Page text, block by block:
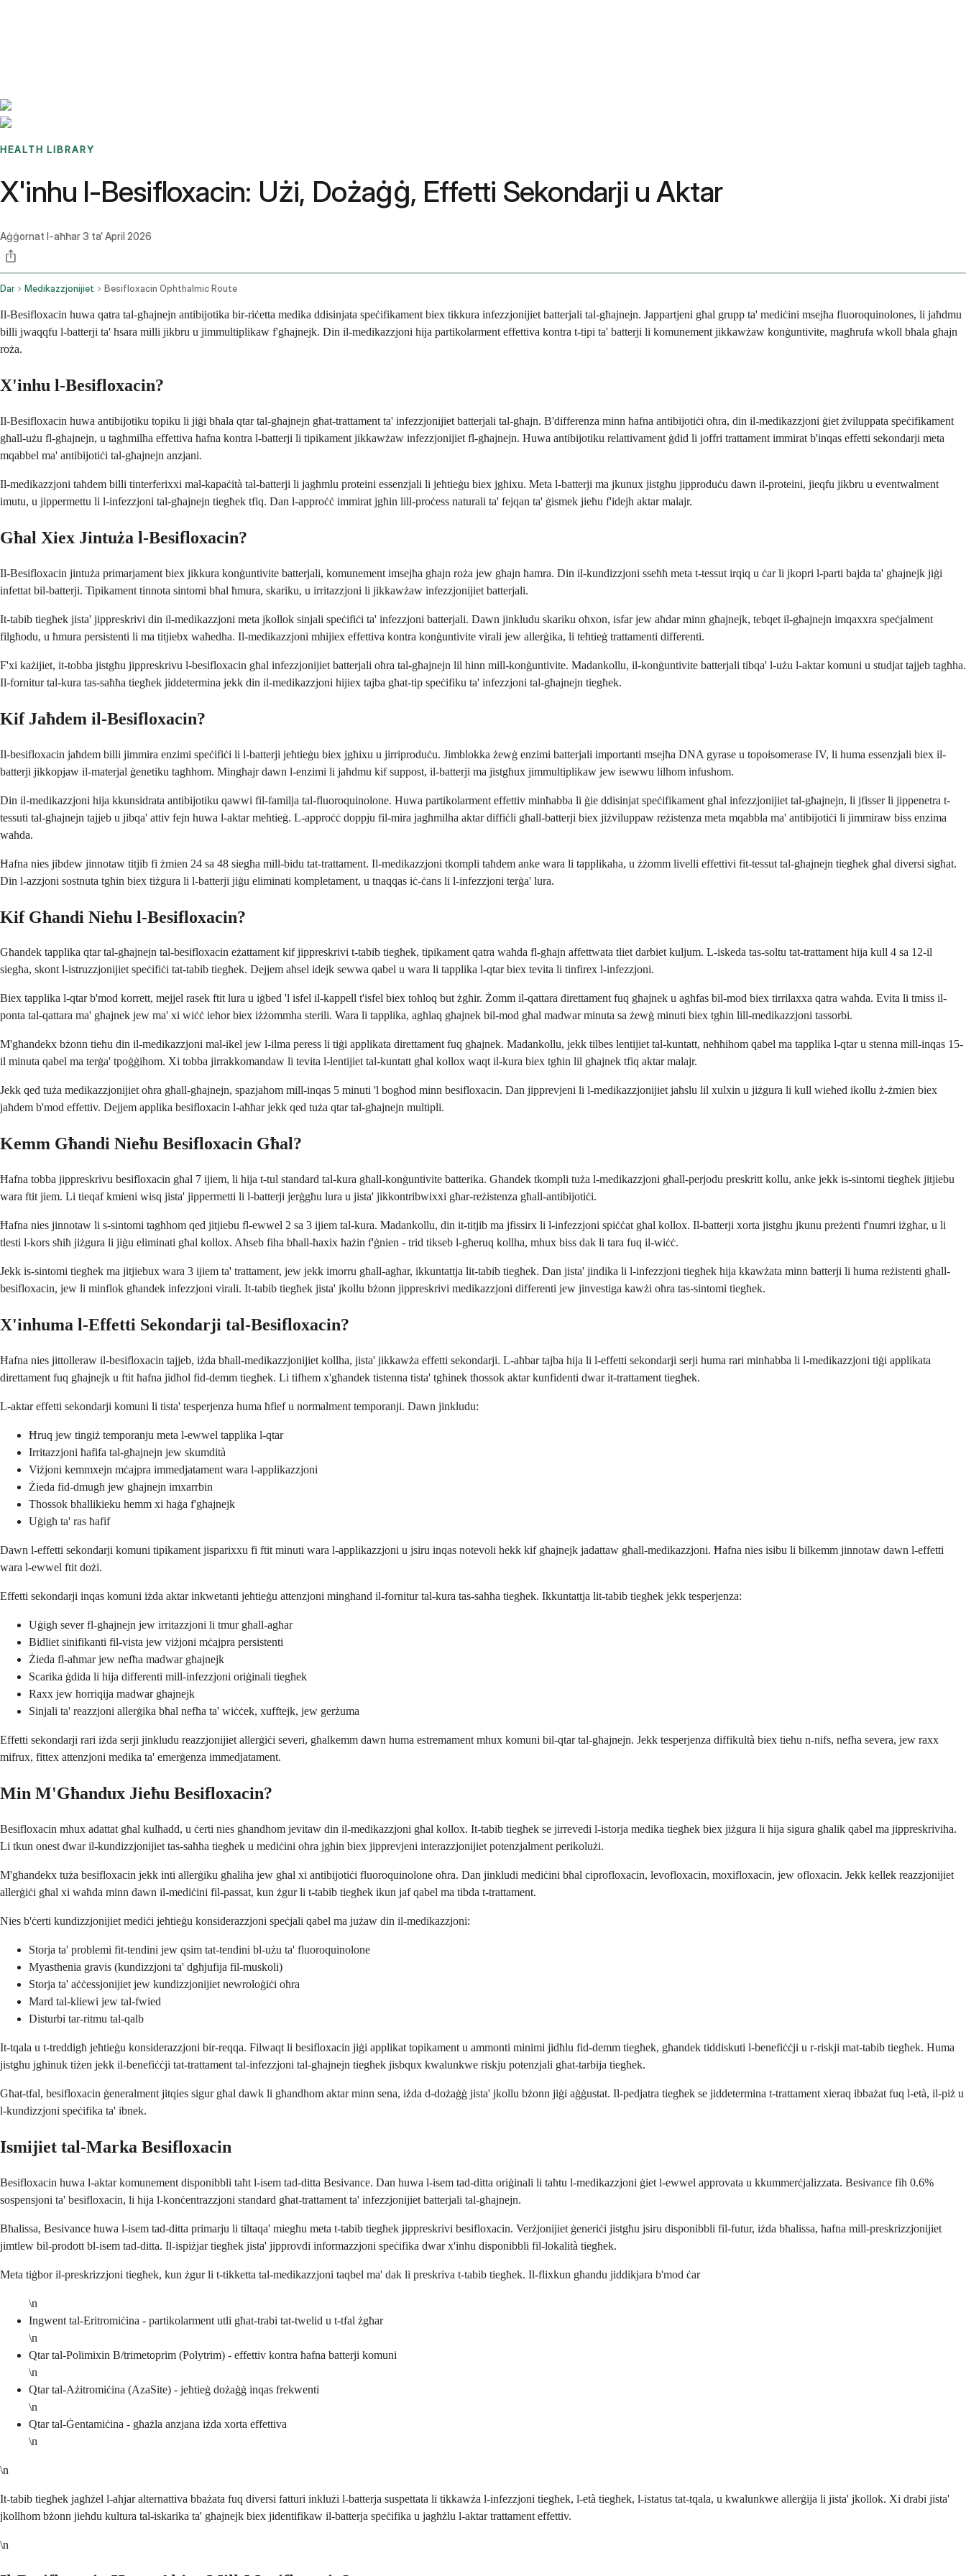
HEALTH LIBRARY
X'inhu l-Besifloxacin: Użi, Dożaġġ, Effetti Sekondarji u Aktar
Aġġornat l-aħħar3 ta’ April 2026
Dar Medikazzjonijiet Besifloxacin Ophthalmic Route
Il-Besifloxacin huwa qatra tal-għajnejn antibijotika bir-riċetta medika ddisinjata speċifikament biex tikkura infezzjonijiet batterjali tal-għajnejn. Jappartjeni għal grupp ta' mediċini msejħa fluoroquinolones, li jaħdmu
billi jwaqqfu l-batterji ta' ħsara milli jikbru u jimmultiplikaw f'għajnejk. Din il-medikazzjoni hija partikolarment effettiva kontra t-tipi ta' batterji li komunement jikkawżaw konġuntivite, magħrufa wkoll bħala għajn
roża.
X'inhu l-Besifloxacin?
Il-Besifloxacin huwa antibijotiku topiku li jiġi bħala qtar tal-għajnejn għat-trattament ta' infezzjonijiet batterjali tal-għajn. B'differenza minn ħafna antibijotiċi oħra, din il-medikazzjoni ġiet żviluppata speċifikament
għall-użu fl-għajnejn, u tagħmilha effettiva ħafna kontra l-batterji li tipikament jikkawżaw infezzjonijiet fl-għajnejn. Huwa antibijotiku relattivament ġdid li joffri trattament immirat b'inqas effetti sekondarji meta
mqabbel ma' antibijotiċi tal-għajnejn anzjani.
Il-medikazzjoni taħdem billi tinterferixxi mal-kapaċità tal-batterji li jagħmlu proteini essenzjali li jeħtieġu biex jgħixu. Meta l-batterji ma jkunux jistgħu jipproduċu dawn il-proteini, jieqfu jikbru u eventwalment
imutu, u jippermettu li l-infezzjoni tal-għajnejn tiegħek tfiq. Dan l-approċċ immirat jgħin lill-proċess naturali ta' fejqan ta' ġismek jieħu f'idejh aktar malajr.
Għal Xiex Jintuża l-Besifloxacin?
Il-Besifloxacin jintuża primarjament biex jikkura konġuntivite batterjali, komunement imsejħa għajn roża jew għajn ħamra. Din il-kundizzjoni sseħħ meta t-tessut irqiq u ċar li jkopri l-parti bajda ta' għajnejk jiġi
infettat bil-batterji. Tipikament tinnota sintomi bħal ħmura, skariku, u irritazzjoni li jikkawżaw infezzjonijiet batterjali.
It-tabib tiegħek jista' jippreskrivi din il-medikazzjoni meta jkollok sinjali speċifiċi ta' infezzjoni batterjali. Dawn jinkludu skariku oħxon, isfar jew aħdar minn għajnejk, tebqet il-għajnejn imqaxxra speċjalment
filgħodu, u ħmura persistenti li ma titjiebx waħedha. Il-medikazzjoni mhijiex effettiva kontra konġuntivite virali jew allerġika, li teħtieġ trattamenti differenti.
F'xi każijiet, it-tobba jistgħu jippreskrivu l-besifloxacin għal infezzjonijiet batterjali oħra tal-għajnejn lil hinn mill-konġuntivite. Madankollu, il-konġuntivite batterjali tibqa' l-użu l-aktar komuni u studjat tajjeb tagħha.
Il-fornitur tal-kura tas-saħħa tiegħek jiddetermina jekk din il-medikazzjoni hijiex tajba għat-tip speċifiku ta' infezzjoni tal-għajnejn tiegħek.
Kif Jaħdem il-Besifloxacin?
Il-besifloxacin jaħdem billi jimmira enzimi speċifiċi li l-batterji jeħtieġu biex jgħixu u jirriproduċu. Jimblokka żewġ enzimi batterjali importanti msejħa DNA gyrase u topoisomerase IV, li huma essenzjali biex il-
batterji jikkopjaw il-materjal ġenetiku tagħhom. Mingħajr dawn l-enzimi li jaħdmu kif suppost, il-batterji ma jistgħux jimmultiplikaw jew isewwu lilhom infushom.
Din il-medikazzjoni hija kkunsidrata antibijotiku qawwi fil-familja tal-fluoroquinolone. Huwa partikolarment effettiv minħabba li ġie ddisinjat speċifikament għal infezzjonijiet tal-għajnejn, li jfisser li jippenetra t-
tessuti tal-għajnejn tajjeb u jibqa' attiv fejn huwa l-aktar meħtieġ. L-approċċ doppju fil-mira jagħmilha aktar diffiċli għall-batterji biex jiżviluppaw reżistenza meta mqabbla ma' antibijotiċi li jimmiraw biss enzima
waħda.
Ħafna nies jibdew jinnotaw titjib fi żmien 24 sa 48 siegħa mill-bidu tat-trattament. Il-medikazzjoni tkompli taħdem anke wara li tapplikaha, u żżomm livelli effettivi fit-tessut tal-għajnejn tiegħek għal diversi sigħat.
Din l-azzjoni sostnuta tgħin biex tiżgura li l-batterji jiġu eliminati kompletament, u tnaqqas iċ-ċans li l-infezzjoni terġa' lura.
Kif Għandi Nieħu l-Besifloxacin?
Għandek tapplika qtar tal-għajnejn tal-besifloxacin eżattament kif jippreskrivi t-tabib tiegħek, tipikament qatra waħda fl-għajn affettwata tliet darbiet kuljum. L-iskeda tas-soltu tat-trattament hija kull 4 sa 12-il
siegħa, skont l-istruzzjonijiet speċifiċi tat-tabib tiegħek. Dejjem aħsel idejk sewwa qabel u wara li tapplika l-qtar biex tevita li tinfirex l-infezzjoni.
Biex tapplika l-qtar b'mod korrett, mejjel rasek ftit lura u iġbed 'l isfel il-kappell t'isfel biex toħloq but żgħir. Żomm il-qattara direttament fuq għajnek u agħfas bil-mod biex tirrilaxxa qatra waħda. Evita li tmiss il-
ponta tal-qattara ma' għajnek jew ma' xi wiċċ ieħor biex iżżommha sterili. Wara li tapplika, agħlaq għajnek bil-mod għal madwar minuta sa żewġ minuti biex tgħin lill-medikazzjoni tassorbi.
M'għandekx bżonn tieħu din il-medikazzjoni mal-ikel jew l-ilma peress li tiġi applikata direttament fuq għajnek. Madankollu, jekk tilbes lentijiet tal-kuntatt, neħħihom qabel ma tapplika l-qtar u stenna mill-inqas 15-
il minuta qabel ma terġa' tpoġġihom. Xi tobba jirrakkomandaw li tevita l-lentijiet tal-kuntatt għal kollox waqt il-kura biex tgħin lil għajnek tfiq aktar malajr.
Jekk qed tuża medikazzjonijiet oħra għall-għajnejn, spazjahom mill-inqas 5 minuti 'l bogħod minn besifloxacin. Dan jipprevjeni li l-medikazzjonijiet jaħslu lil xulxin u jiżgura li kull wieħed ikollu ż-żmien biex
jaħdem b'mod effettiv. Dejjem applika besifloxacin l-aħħar jekk qed tuża qtar tal-għajnejn multipli.
Kemm Għandi Nieħu Besifloxacin Għal?
Ħafna tobba jippreskrivu besifloxacin għal 7 ijiem, li hija t-tul standard tal-kura għall-konġuntivite batterika. Għandek tkompli tuża l-medikazzjoni għall-perjodu preskritt kollu, anke jekk is-sintomi tiegħek jitjiebu
wara ftit jiem. Li tieqaf kmieni wisq jista' jippermetti li l-batterji jerġgħu lura u jista' jikkontribwixxi għar-reżistenza għall-antibijotiċi.
Ħafna nies jinnotaw li s-sintomi tagħhom qed jitjiebu fl-ewwel 2 sa 3 ijiem tal-kura. Madankollu, din it-titjib ma jfissirx li l-infezzjoni spiċċat għal kollox. Il-batterji xorta jistgħu jkunu preżenti f'numri iżgħar, u li
tlesti l-kors sħiħ jiżgura li jiġu eliminati għal kollox. Aħseb fiha bħall-ħaxix ħażin f'ġnien - trid tikseb l-għeruq kollha, mhux biss dak li tara fuq il-wiċċ.
Jekk is-sintomi tiegħek ma jitjiebux wara 3 ijiem ta' trattament, jew jekk imorru għall-agħar, ikkuntattja lit-tabib tiegħek. Dan jista' jindika li l-infezzjoni tiegħek hija kkawżata minn batterji li huma reżistenti għall-
besifloxacin, jew li minflok għandek infezzjoni virali. It-tabib tiegħek jista' jkollu bżonn jippreskrivi medikazzjoni differenti jew jinvestiga kawżi oħra tas-sintomi tiegħek.
X'inhuma l-Effetti Sekondarji tal-Besifloxacin?
Ħafna nies jittolleraw il-besifloxacin tajjeb, iżda bħall-medikazzjonijiet kollha, jista' jikkawża effetti sekondarji. L-aħbar tajba hija li l-effetti sekondarji serji huma rari minħabba li l-medikazzjoni tiġi applikata
direttament fuq għajnejk u ftit ħafna jidħol fid-demm tiegħek. Li tifhem x'għandek tistenna tista' tgħinek tħossok aktar kunfidenti dwar it-trattament tiegħek.
L-aktar effetti sekondarji komuni li tista' tesperjenza huma ħfief u normalment temporanji. Dawn jinkludu:
Ħruq jew tingiż temporanju meta l-ewwel tapplika l-qtar
Irritazzjoni ħafifa tal-għajnejn jew skumdità
Viżjoni kemmxejn mċajpra immedjatament wara l-applikazzjoni
Żieda fid-dmugħ jew għajnejn imxarrbin
Tħossok bħallikieku hemm xi ħaġa f'għajnejk
Uġigħ ta' ras ħafif
Dawn l-effetti sekondarji komuni tipikament jisparixxu fi ftit minuti wara l-applikazzjoni u jsiru inqas notevoli hekk kif għajnejk jadattaw għall-medikazzjoni. Ħafna nies isibu li bilkemm jinnotaw dawn l-effetti
wara l-ewwel ftit dożi.
Effetti sekondarji inqas komuni iżda aktar inkwetanti jeħtieġu attenzjoni mingħand il-fornitur tal-kura tas-saħħa tiegħek. Ikkuntattja lit-tabib tiegħek jekk tesperjenza:
Uġigħ sever fl-għajnejn jew irritazzjoni li tmur għall-agħar
Bidliet sinifikanti fil-vista jew viżjoni mċajpra persistenti
Żieda fl-aħmar jew nefħa madwar għajnejk
Scarika ġdida li hija differenti mill-infezzjoni oriġinali tiegħek
Raxx jew ħorriqija madwar għajnejk
Sinjali ta' reazzjoni allerġika bħal nefħa ta' wiċċek, xufftejk, jew gerżuma
Effetti sekondarji rari iżda serji jinkludu reazzjonijiet allerġiċi severi, għalkemm dawn huma estremament mhux komuni bil-qtar tal-għajnejn. Jekk tesperjenza diffikultà biex tieħu n-nifs, nefħa severa, jew raxx
mifrux, fittex attenzjoni medika ta' emerġenza immedjatament.
Min M'Għandux Jieħu Besifloxacin?
Besifloxacin mhux adattat għal kulħadd, u ċerti nies għandhom jevitaw din il-medikazzjoni għal kollox. It-tabib tiegħek se jirrevedi l-istorja medika tiegħek biex jiżgura li hija sigura għalik qabel ma jippreskriviha.
Li tkun onest dwar il-kundizzjonijiet tas-saħħa tiegħek u mediċini oħra jgħin biex jipprevjeni interazzjonijiet potenzjalment perikolużi.
M'għandekx tuża besifloxacin jekk inti allerġiku għaliha jew għal xi antibijotiċi fluoroquinolone oħra. Dan jinkludi mediċini bħal ciprofloxacin, levofloxacin, moxifloxacin, jew ofloxacin. Jekk kellek reazzjonijiet
allerġiċi għal xi waħda minn dawn il-mediċini fil-passat, kun żgur li t-tabib tiegħek ikun jaf qabel ma tibda t-trattament.
Nies b'ċerti kundizzjonijiet mediċi jeħtieġu konsiderazzjoni speċjali qabel ma jużaw din il-medikazzjoni:
Storja ta' problemi fit-tendini jew qsim tat-tendini bl-użu ta' fluoroquinolone
Myasthenia gravis (kundizzjoni ta' dgħjufija fil-muskoli)
Storja ta' aċċessjonijiet jew kundizzjonijiet newroloġiċi oħra
Mard tal-kliewi jew tal-fwied
Disturbi tar-ritmu tal-qalb
It-tqala u t-treddigħ jeħtieġu konsiderazzjoni bir-reqqa. Filwaqt li besifloxacin jiġi applikat topikament u ammonti minimi jidħlu fid-demm tiegħek, għandek tiddiskuti l-benefiċċji u r-riskji mat-tabib tiegħek. Huma
jistgħu jgħinuk tiżen jekk il-benefiċċji tat-trattament tal-infezzjoni tal-għajnejn tiegħek jisbqux kwalunkwe riskju potenzjali għat-tarbija tiegħek.
Għat-tfal, besifloxacin ġeneralment jitqies sigur għal dawk li għandhom aktar minn sena, iżda d-dożaġġ jista' jkollu bżonn jiġi aġġustat. Il-pedjatra tiegħek se jiddetermina t-trattament xieraq ibbażat fuq l-età, il-piż u
l-kundizzjoni speċifika ta' ibnek.
Ismijiet tal-Marka Besifloxacin
Besifloxacin huwa l-aktar komunement disponibbli taħt l-isem tad-ditta Besivance. Dan huwa l-isem tad-ditta oriġinali li taħtu l-medikazzjoni ġiet l-ewwel approvata u kkummerċjalizzata. Besivance fih 0.6%
sospensjoni ta' besifloxacin, li hija l-konċentrazzjoni standard għat-trattament ta' infezzjonijiet batterjali tal-għajnejn.
Bħalissa, Besivance huwa l-isem tad-ditta primarju li tiltaqa' miegħu meta t-tabib tiegħek jippreskrivi besifloxacin. Verżjonijiet ġeneriċi jistgħu jsiru disponibbli fil-futur, iżda bħalissa, ħafna mill-preskrizzjonijiet
jimtlew bil-prodott bl-isem tad-ditta. Il-ispiżjar tiegħek jista' jipprovdi informazzjoni speċifika dwar x'inhu disponibbli fil-lokalità tiegħek.
Meta tiġbor il-preskrizzjoni tiegħek, kun żgur li t-tikketta tal-medikazzjoni taqbel ma' dak li preskriva t-tabib tiegħek. Il-flixkun għandu jiddikjara b'mod ċar
\n
Ingwent tal-Eritromiċina - partikolarment utli għat-trabi tat-twelid u t-tfal żgħar
\n
Qtar tal-Polimixin B/trimetoprim (Polytrim) - effettiv kontra ħafna batterji komuni
\n
Qtar tal-Ażitromiċina (AzaSite) - jeħtieġ dożaġġ inqas frekwenti
\n
Qtar tal-Ġentamiċina - għażla anzjana iżda xorta effettiva
\n
\n
It-tabib tiegħek jagħżel l-aħjar alternattiva bbażata fuq diversi fatturi inklużi l-batterja suspettata li tikkawża l-infezzjoni tiegħek, l-età tiegħek, l-istatus tat-tqala, u kwalunkwe allerġija li jista' jkollok. Xi drabi jista'
jkollhom bżonn jieħdu kultura tal-iskarika ta' għajnejk biex jidentifikaw il-batterja speċifika u jagħżlu l-aktar trattament effettiv.
\n